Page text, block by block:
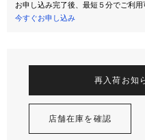
お申し込み完了後、最短５分でご利用
今すぐお申し込み
再入荷お知
店舗在庫を確認